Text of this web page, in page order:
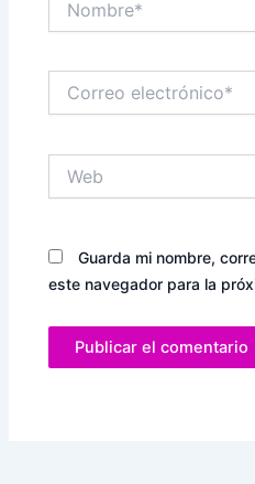
electrónico*
Guarda mi nombre,
este navegador para la